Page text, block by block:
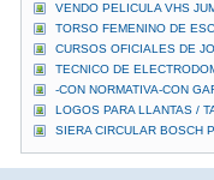
VENDO PELICULA VHS
TORSO FEMENINO DE
CURSOS OFICIALES DE
TECNICO DE
-CON NORMATIVA-CON
LOGOS PARA LLANTAS /
SIERA CIRCULAR BOSCH